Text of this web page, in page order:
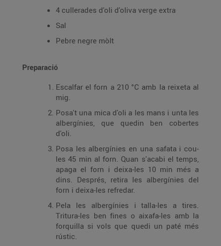
4 cullerades d'oli d'oliva verge extra
Sal
Pebre negre mòlt
Preparació
Escalfar el forn a 210 °C amb la reixeta al
mig.
Posa't una mica d'oli a les mans i unta les
albergínies, que quedin ben cobertes
d'oli.
Posa les albergínies en una safata i cou-
les 45 min al forn. Quan s'acabi el temps,
apaga el forn i deixa-les 10 min més a
dins. Després, retira les albergínies del
forn i deixa-les refredar.
Pela les albergínies i talla-les a tires.
Tritura-les ben fines o aixafa-les amb la
forquilla si vols que quedi un paté més
rústic.